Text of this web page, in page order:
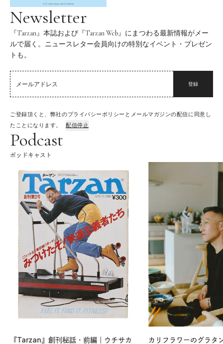
Newsletter
『Tarzan』本誌および『Tarzan Web』にまつわる最新情報がメー
ルで届く。ニュースレター会員向けの特別なイベント・プレゼン
トも。
登録
ご登録頂くと、弊社のプライバシーポリシーとメールマガジンの配信に同意し
たことになります。
配信停止
Podcast
ポッドキャスト
『Tarzan』創刊秘話・前編｜ウチサカ
カリフラワーのグラタ